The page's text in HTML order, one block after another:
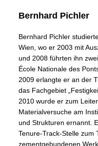
Bernhard Pichler
Bernhard Pichler
Wien, wo er 2003 mit
und 2008 führten ihn
École Nationale des
2009 erlangte er an der
das Fachgebiet
2010 wurde er zum
Materialversuche am
und Strukturen ernannt.
Tenure-Track-Stelle zum
zementgebundenen